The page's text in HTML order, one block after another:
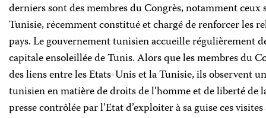
derniers sont des membres du Congrès, notamment ceux
Tunisie, récemment constitué et chargé de renforcer les
pays. Le gouvernement tunisien accueille régulièrement
capitale ensoleillée de Tunis. Alors que les membres du
des liens entre les Etats-Unis et la Tunisie, ils observent
tunisien en matière de droits de l’homme et de liberté de
presse contrôlée par l’Etat d’exploiter à sa guise ces